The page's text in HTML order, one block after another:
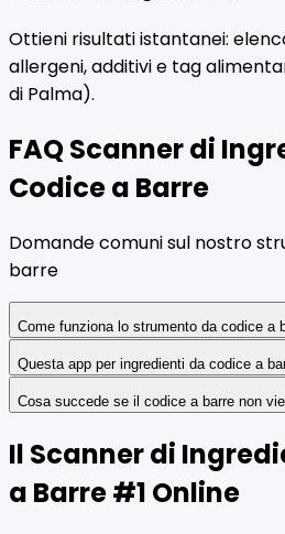
Ottieni risultati istantanei:
allergeni, additivi e tag
di Palma).
FAQ Scanner di
Codice a Barre
Domande comuni sul nostro
barre
Come funziona lo strumento da codice a
Questa app per ingredienti da codice a
Cosa succede se il codice a barre non
Il Scanner di
a Barre #1 Online